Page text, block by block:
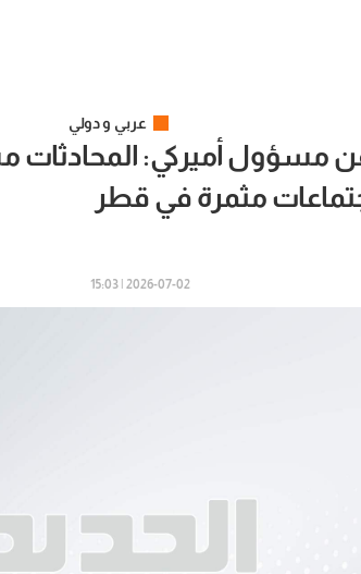
عربي و دولي
عن مسؤول أميركي:
مثمرة في قطر
2026-07-02 | 15:03